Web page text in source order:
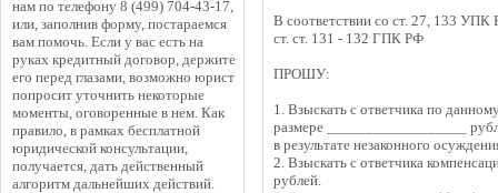
нам по телефону 8 (499) 704-43-17,
или, заполнив форму, постараемся
вам помочь. Если у вас есть на
руках кредитный договор, держите
его перед глазами, возможно юрист
попросит уточнить некоторые
моменты, оговоренные в нем. Как
правило, в рамках бесплатной
юридической консультации,
получается, дать действенный
алгоритм дальнейших действий.
В соответствии со ст. 27, 133
ст. ст. 131 - 132 ГПК РФ
ПРОШУ:
1. Взыскать с ответчика по
размере __________________
в результате незаконного
2. Взыскать с ответчика
рублей.